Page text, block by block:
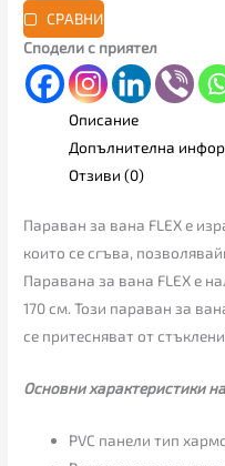
СРАВНИ
Сподели с приятел
Описание
Допълнителна
Отзиви (0)
Параван за вана FLEX е
които се сгъва,
Паравана за вана FLEX е
170 см. Този параван за
се притесняват от
Основни характеристики
PVC панели тип